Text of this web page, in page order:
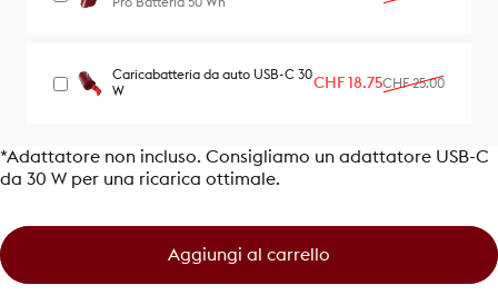
Caricabatteria da auto USB-C 30
W
Prezzo scontato
CHF 18.75
Prezzo di listino
CHF 25.00
*Adattatore non incluso. Consigliamo un adattatore USB-C
da 30 W per una ricarica ottimale.
Aggiungi al carrello